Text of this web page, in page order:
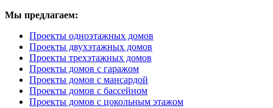
Мы предлагаем:
Проекты одноэтажных домов
Проекты двухэтажных домов
Проекты трехэтажных домов
Проекты домов с гаражом
Проекты домов с мансардой
Проекты домов с бассейном
Проекты домов с цокольным этажом